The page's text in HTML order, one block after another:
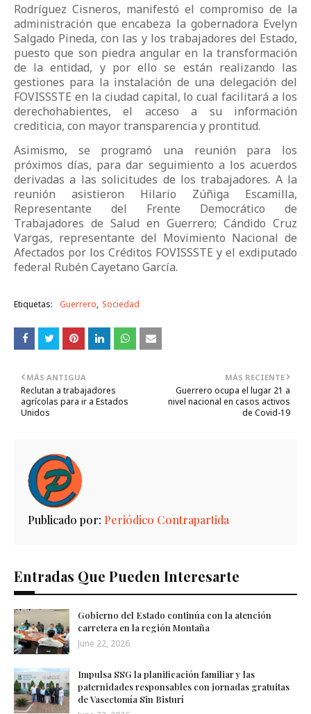
Rodríguez Cisneros, manifestó el compromiso de la
administración que encabeza la gobernadora Evelyn
Salgado Pineda, con las y los trabajadores del Estado,
puesto que son piedra angular en la transformación
de la entidad, y por ello se están realizando las
gestiones para la instalación de una delegación del
FOVISSSTE en la ciudad capital, lo cual facilitará a los
derechohabientes, el acceso a su información
crediticia, con mayor transparencia y prontitud.
Asimismo, se programó una reunión para los
próximos días, para dar seguimiento a los acuerdos
derivadas a las solicitudes de los trabajadores. A la
reunión asistieron Hilario Zúñiga Escamilla,
Representante del Frente Democrático de
Trabajadores de Salud en Guerrero; Cándido Cruz
Vargas, representante del Movimiento Nacional de
Afectados por los Créditos FOVISSSTE y el exdiputado
federal Rubén Cayetano García.
Etiquetas: Guerrero Sociedad
MÁS RECIENTE
Guerrero ocupa el lugar 21 a
nivel nacional en casos activos
de Covid-19
MÁS ANTIGUA
Reclutan a trabajadores
agrícolas para ir a Estados
Unidos
Publicado por: Periódico Contrapartida
Entradas Que Pueden Interesarte
Gobierno del Estado continúa con la atención
carretera en la región Montaña
June 22, 2026
Impulsa SSG la planificación familiar y las
paternidades responsables con jornadas gratuitas
de Vasectomía Sin Bisturí